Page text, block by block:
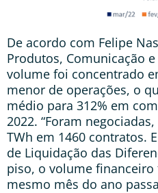
De acordo com Felipe
Produtos, Comunicação
volume foi concentrado
menor de operações, o
médio para 312% em
2022. “Foram
TWh em 1460 contratos.
de Liquidação das
piso, o volume
mesmo mês do ano